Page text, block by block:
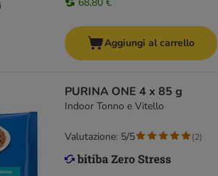
Aggiungi al carrello
PURINA ONE 4 x 85 g
Indoor Tonno e Vitello
Valutazione: 5/5 (2)